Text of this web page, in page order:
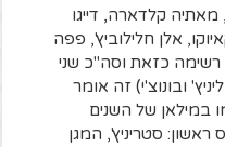
מאתיה קלדארה, דייגו
אלן חלילוביץ', פפה
רשימה כזאת וסה"כ שני
ובונוצ'י) זה אומר
במילאן של השנים
סטריניץ', המגן